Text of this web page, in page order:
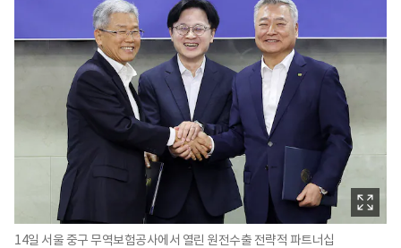
14일 서울 중구 무역보험공사에서 열린 원전수출 전략적 파트너십